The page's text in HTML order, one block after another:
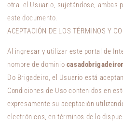
otra, el Usuario, sujetándose, ambas
este documento.
ACEPTACIÓN DE LOS TÉRMINOS Y
Al ingresar y utilizar este portal de
nombre de dominio
Do Brigadeiro, el Usuario está
Condiciones de Uso contenidos en
expresamente su aceptación
electrónicos, en términos de lo